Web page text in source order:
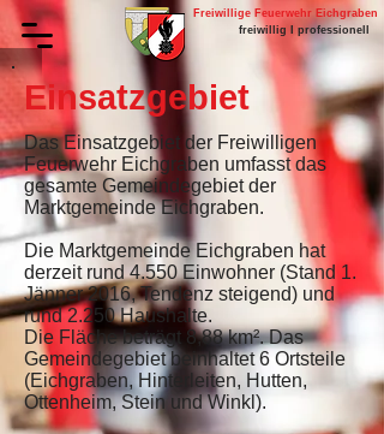
Freiwillige Feuerwehr Eichgraben
freiwillig I professionell
Einsatzgebiet
Das Einsatzgebiet der Freiwilligen
Feuerwehr Eichgraben umfasst das
gesamte Gemeindegebiet der
Marktgemeinde Eichgraben.
Die Marktgemeinde Eichgraben hat
derzeit rund 4.550 Einwohner (Stand 1.
Jänner 2016, Tendenz steigend) und
rund 2.250 Haushalte.
Die Fläche beträgt 8,88 km². Das
Gemeindegebiet beinhaltet 6 Ortsteile
(Eichgraben, Hinterleiten, Hutten,
Ottenheim, Stein und Winkl).